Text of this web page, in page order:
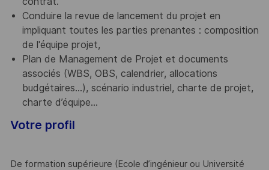
Conduire la revue de lancement du projet en
impliquant toutes les parties prenantes : composition
de l'équipe projet,
Plan de Management de Projet et documents
associés (WBS, OBS, calendrier, allocations
budgétaires…), scénario industriel, charte de projet,
charte d’équipe…
Votre profil
De formation supérieure (Ecole d’ingénieur ou Université